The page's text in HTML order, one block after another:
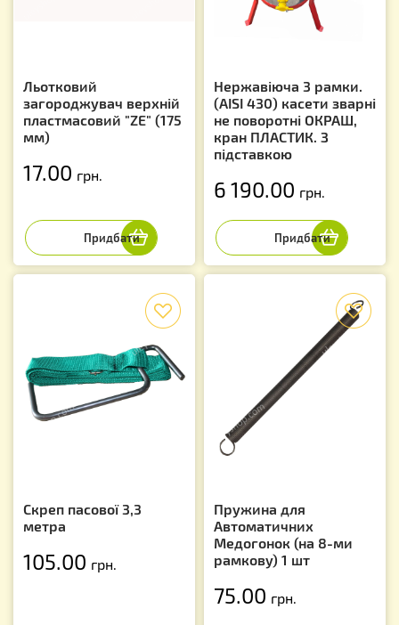
Льотковий
загороджувач верхній
пластмасовий "ZE" (175
мм)
17.00 грн.
Нержавіюча 3 рамки.
(AISI 430) касети зварні
не поворотні ОКРАШ,
кран ПЛАСТИК. З
підставкою
6 190.00 грн.
Скреп пасової 3,3
метра
105.00 грн.
Пружина для
Автоматичних
Медогонок (на 8-ми
рамкову) 1 шт
75.00 грн.